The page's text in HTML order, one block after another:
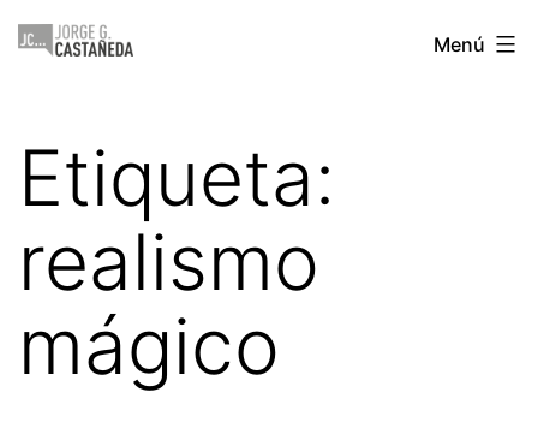
Saltar
Jorge
Menú
Etiqueta:
realismo
mágico